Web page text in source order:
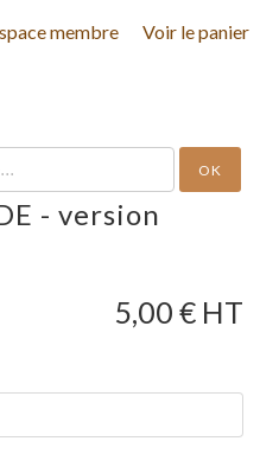
membre Voir le panier
OK
- version
5,00 € HT